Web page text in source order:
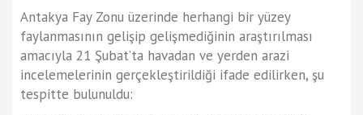
Antakya Fay Zonu üzerinde herhangi bir yüzey
faylanmasının gelişip gelişmediğinin araştırılması
amacıyla 21 Şubat’ta havadan ve yerden arazi
incelemelerinin gerçekleştirildiği ifade edilirken, şu
tespitte bulunuldu: